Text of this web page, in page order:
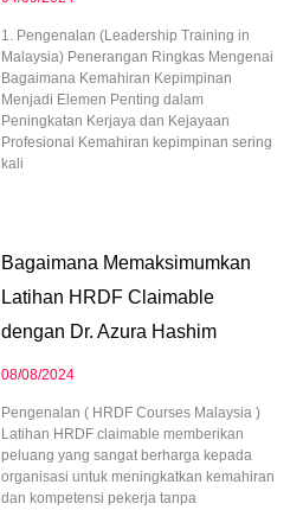
1. Pengenalan (Leadership Training in
Malaysia) Penerangan Ringkas Mengenai
Bagaimana Kemahiran Kepimpinan
Menjadi Elemen Penting dalam
Peningkatan Kerjaya dan Kejayaan
Profesional Kemahiran kepimpinan sering
kali
Bagaimana Memaksimumkan
Latihan HRDF Claimable
dengan Dr. Azura Hashim
08/08/2024
Pengenalan ( HRDF Courses Malaysia )
Latihan HRDF claimable memberikan
peluang yang sangat berharga kepada
organisasi untuk meningkatkan kemahiran
dan kompetensi pekerja tanpa